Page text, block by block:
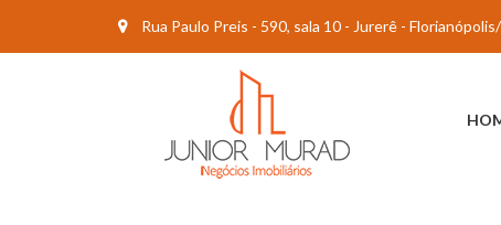
Rua Paulo Preis - 590, sala 10 - Jurerê -